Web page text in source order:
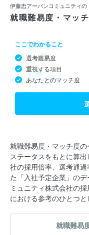
オフィスビル等の大切
ニーズに対応します。
■ビルマネジメント事業
オフィスビル等の建物
社会への貢献と公共施
者制度」へ取り組んで
■レジデンシャル運営事
日本最大規模の住居系
として、賃貸マンショ
ら運営管理までをサポ
■学生会館事業
新規物件受託や新規入
伊藤忠アーバンコミュニティの
就職難易度・マッ
ここでわかること
選考難易度
重視する項目
あなたとのマッチ度
就職難易度・マッチ度
ステータスをもとに算
社の採用倍率、選考通
た「入社予定企業」の
ミュニティ株式会社の
における参考のひとつと
就職難易